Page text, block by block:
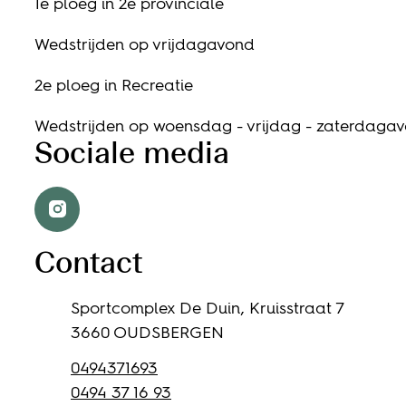
Wedstrijden op vrijdagavond
2e ploeg in Recreatie
Wedstrijden op woensdag - vrijdag -
Sociale media
Instagram
Contact
AdresSportcomplex De Duin, Kruisstraat 7
,3660 OUDSBERGEN
0494371693
0494 37 16 93